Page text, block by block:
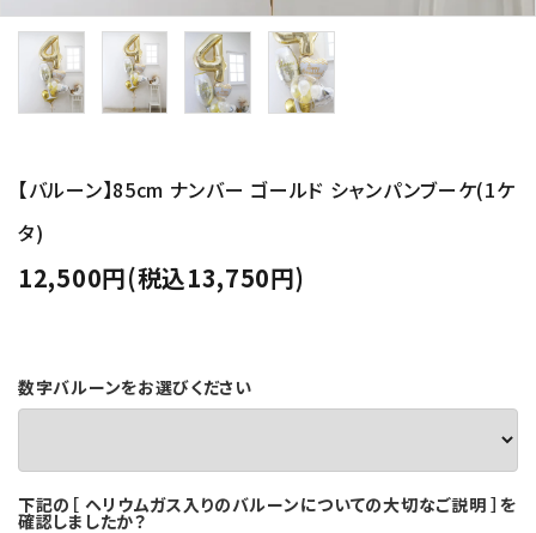
【バルーン】85cm ナンバー ゴールド シャンパンブーケ(1ケ
タ)
12,500円(税込13,750円)
数字バルーンをお選びください
下記の［ ヘリウムガス入りのバルーンについての大切なご説明 ］を
確認しましたか？